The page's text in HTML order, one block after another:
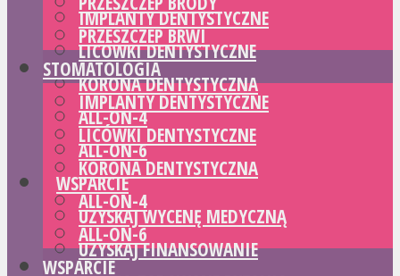
IMPLANTY DENTYSTYCZNE
LICÓWKI DENTYSTYCZNE
KORONA DENTYSTYCZNA
ALL-ON-4
ALL-ON-6
WSPARCIE
UZYSKAJ WYCENĘ MEDYCZNĄ
UZYSKAJ FINANSOWANIE
PRZESZCZEP BRWI
STOMATOLOGIA
IMPLANTY DENTYSTYCZNE
LICÓWKI DENTYSTYCZNE
KORONA DENTYSTYCZNA
ALL-ON-4
ALL-ON-6
WSPARCIE